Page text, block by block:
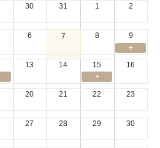
30 31 1 2
6 7 8
9
+
13 14 15
16
+
20 21 22 23
27 28 29 30